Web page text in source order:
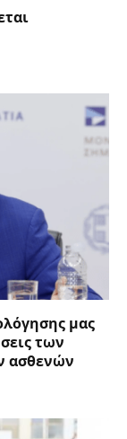
μας
των
ασθενών